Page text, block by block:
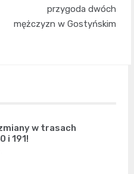
przygoda dwóch
mężczyzn w Gostyńskim
w trasach
i 191!